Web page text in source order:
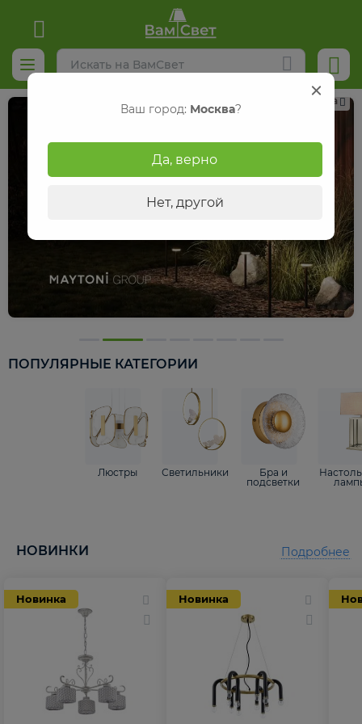
Реклама
ПОПУЛЯРНЫЕ КАТЕГОРИИ
Люстры Светильники
Бра и
подсветки
НОВИНКИ
Новинка Новинка
Подробнее
Ваш город: Москва?
Да, верно
Нет, другой